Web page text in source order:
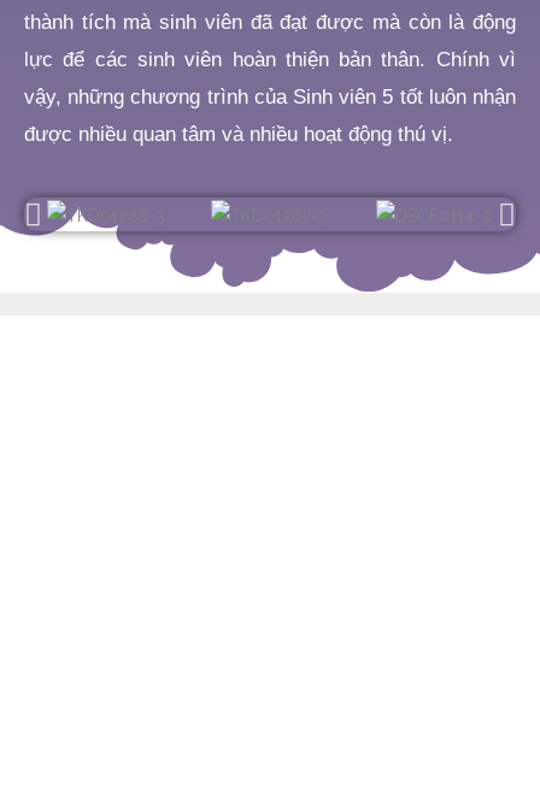
thành tích mà sinh viên đã đạt được mà còn là động
lực để các sinh viên hoàn thiện bản thân. Chính vì
vậy, những chương trình của Sinh viên 5 tốt luôn nhận
được nhiều quan tâm và nhiều hoạt động thú vị.